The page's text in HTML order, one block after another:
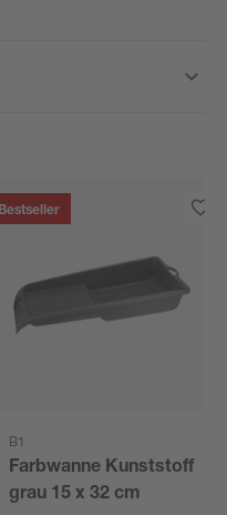
Bestseller
B1
Farbwanne Kunststoff
grau 15 x 32 cm